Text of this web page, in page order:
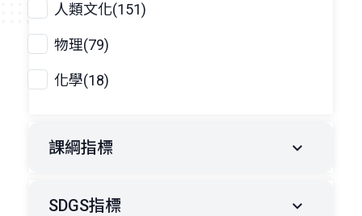
人類文化(151)
物理(79)
化學(18)
課綱指標
SDGS指標